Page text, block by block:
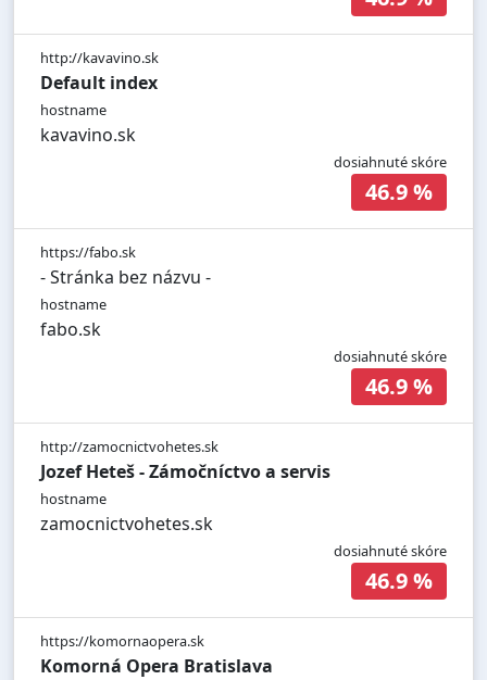
http://kavavino.sk
Default index
hostname
kavavino.sk
dosiahnuté skóre
46.9 %
https://fabo.sk
- Stránka bez názvu -
hostname
fabo.sk
dosiahnuté skóre
46.9 %
http://zamocnictvohetes.sk
Jozef Heteš - Zámočníctvo a servis
hostname
zamocnictvohetes.sk
dosiahnuté skóre
46.9 %
https://komornaopera.sk
Komorná Opera Bratislava